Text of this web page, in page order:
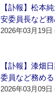
【訃報】松本
安委員長など務
2026年03月19日
【訃報】漆畑
委員など務める
2026年03月09日